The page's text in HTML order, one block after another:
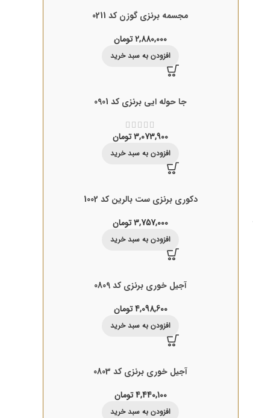
مجسمه برنزی گوزن کد 0211
2,880,000تومان
افزودن به سبد خرید
جا حوله ایی برنزی کد 0901
3,073,900تومان
افزودن به سبد خرید
دکوری برنزی ست بالرین کد 1002
3,757,000تومان
افزودن به سبد خرید
آجیل خوری برنزی کد 0809
4,098,600تومان
افزودن به سبد خرید
آجیل خوری برنزی کد 0803
4,440,100تومان
افزودن به سبد خرید